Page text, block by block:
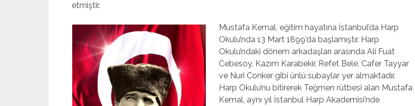
etmiştir.
Mustafa Kemal, eğitim hayatına İstanbul’da Harp
Okulu’nda 13 Mart 1899’da başlamıştır. Harp
Okulu’ndaki dönem arkadaşları arasında Ali Fuat
Cebesoy, Kazım Karabekir, Refet Bele, Cafer Tayyar
ve Nuri Conker gibi ünlü subaylar yer almaktadır.
Harp Okulu’nu bitirerek Teğmen rütbesi alan Mustafa
Kemal, aynı yıl İstanbul Harp Akademisi’nde